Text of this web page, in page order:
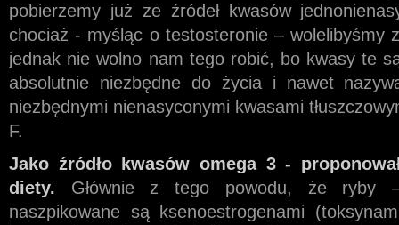
pobierzemy już ze źródeł kwasów
chociaż - myśląc o testosteronie – wolelibyśmy
jednak nie wolno nam tego robić, bo kwasy te
absolutnie niezbędne do życia i nawet
niezbędnymi nienasyconymi kwasami
F.
Jako źródło kwasów omega 3 -
diety. Głównie z tego powodu, że ryby
naszpikowane są ksenoestrogenami